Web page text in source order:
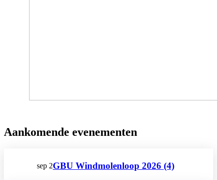
Aankomende evenementen
sep 2GBU Windmolenloop 2026 (4)